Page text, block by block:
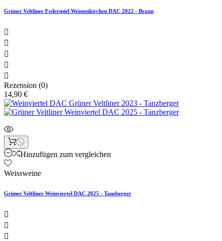
Grüner Veltliner Federspiel Weissenkirchen DAC 2022 - Braun





Rezension (0)
14,90 €
Hinzufügen zum vergleichen
Weissweine
Grüner Veltliner Weinviertel DAC 2025 - Tanzberger


